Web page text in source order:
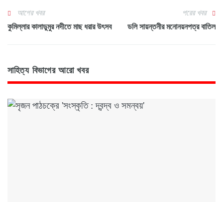
আগের খবর
কুমিল্লার কালাডুমুর নদীতে মাছ ধরার উৎসব
পরের খবর
ডলি সায়ন্তনীর মনোনয়নপত্র বাতিল
সাহিত্য বিভাগের আরো খবর